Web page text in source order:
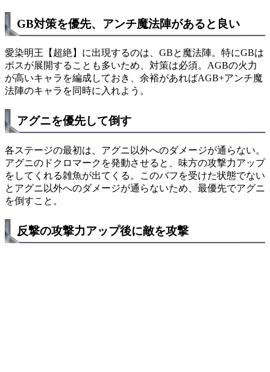
GB対策を優先、アンチ魔法陣があると良い
愛染明王【超絶】に出現するのは、GBと魔法陣。特にGBは
ボスが展開することも多いため、対策は必須。AGBの火力
が高いキャラを編成しておき、余裕があればAGB+アンチ魔
法陣のキャラを同時に入れよう。
アグニを優先して倒す
各ステージの最初は、アグニ以外へのダメージが通らない。
アグニのドクロマークを発動させると、味方の攻撃力アップ
をしてくれる雑魚が出てくる。このバフを受けた状態でない
とアグニ以外へのダメージが通らないため、最優先でアグニ
を倒すこと。
反撃の攻撃力アップ後に敵を攻撃